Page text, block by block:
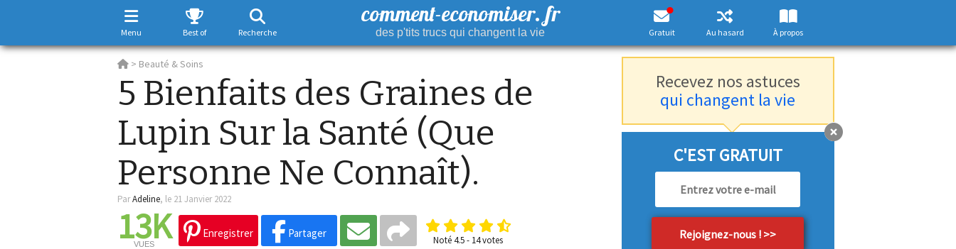
Menu Best of Recherche
comment-economiser. fr
des p'tits trucs qui changent la vie Gratuit Au hasard À propos
> Beauté & Soins
5 Bienfaits des Graines de
Lupin Sur la Santé (Que
Personne Ne Connaît).
ParAdeline, le 21 Janvier 2022
13K
VUES
Enregistrer Partager
Noté4.5- 14votes
Recevez nos astuces
qui changent la vie
C'EST GRATUIT